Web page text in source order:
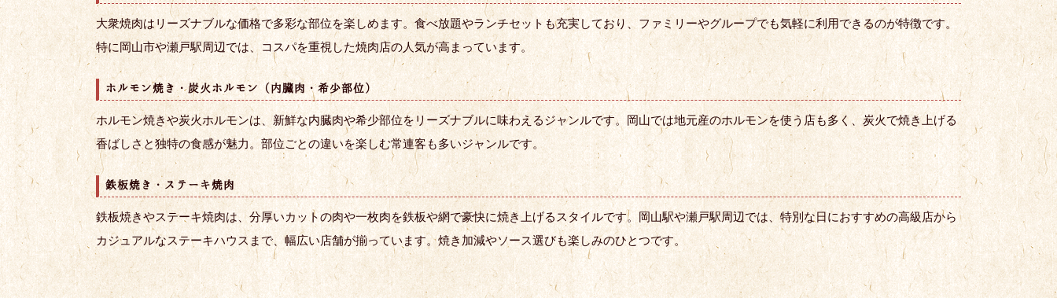
大衆焼肉はリーズナブルな価格で多彩な部位を楽しめます。食べ放題やランチセットも充実しており、ファミリーやグループでも気軽に利用できるのが特徴です。
特に岡山市や瀬戸駅周辺では、コスパを重視した焼肉店の人気が高まっています。
ホルモン焼き・炭火ホルモン（内臓肉・希少部位）
ホルモン焼きや炭火ホルモンは、新鮮な内臓肉や希少部位をリーズナブルに味わえるジャンルです。岡山では地元産のホルモンを使う店も多く、炭火で焼き上げる
香ばしさと独特の食感が魅力。部位ごとの違いを楽しむ常連客も多いジャンルです。
鉄板焼き・ステーキ焼肉
鉄板焼きやステーキ焼肉は、分厚いカットの肉や一枚肉を鉄板や網で豪快に焼き上げるスタイルです。岡山駅や瀬戸駅周辺では、特別な日におすすめの高級店から
カジュアルなステーキハウスまで、幅広い店舗が揃っています。焼き加減やソース選びも楽しみのひとつです。